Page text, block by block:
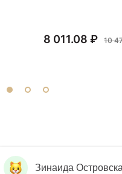
8 011.08 ₽ 10
Зинаида